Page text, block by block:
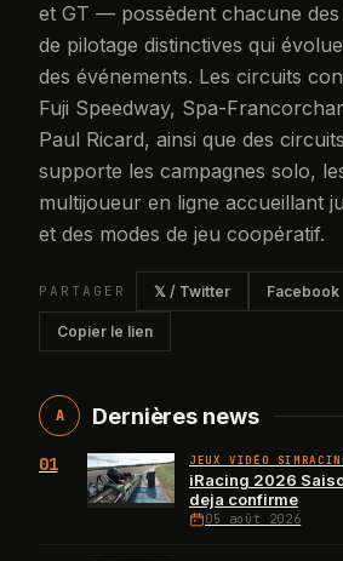
et GT — possèdent chacune
de pilotage distinctives qui
des événements. Les circuits
Fuji Speedway, Spa-
Paul Ricard, ainsi que des
supporte les campagnes solo,
multijoueur en ligne accueillant
et des modes de jeu coopératif.
PARTAGER 𝕏 / Twitter Facebook
Copier le lien
A Dernières news
01 JEUX VIDÉO
iRacing 2026
deja confirme
05 août 2026